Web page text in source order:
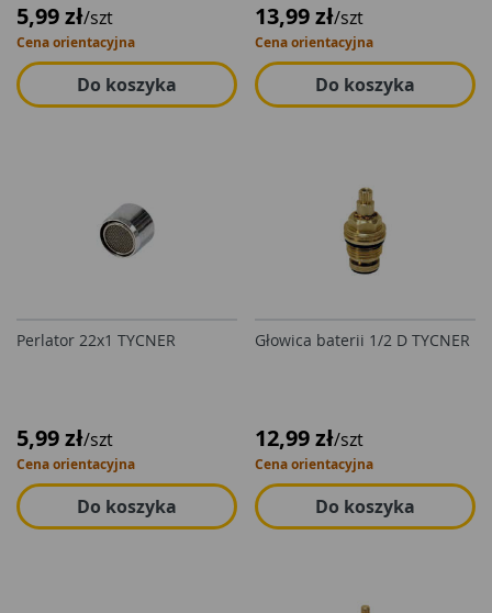
5,99 zł/szt
Cena orientacyjna
Do koszyka
13,99 zł/szt
Cena orientacyjna
Do koszyka
Perlator 22x1 TYCNER
5,99 zł/szt
Cena orientacyjna
Do koszyka
Głowica baterii 1/2 D TYCNER
12,99 zł/szt
Cena orientacyjna
Do koszyka